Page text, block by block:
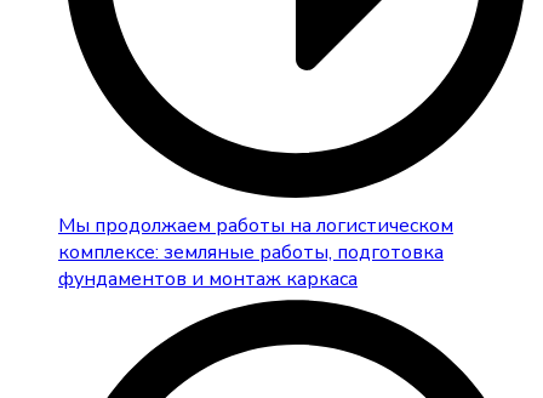
Мы продолжаем работы на логистическом
комплексе: земляные работы, подготовка
фундаментов и монтаж каркаса